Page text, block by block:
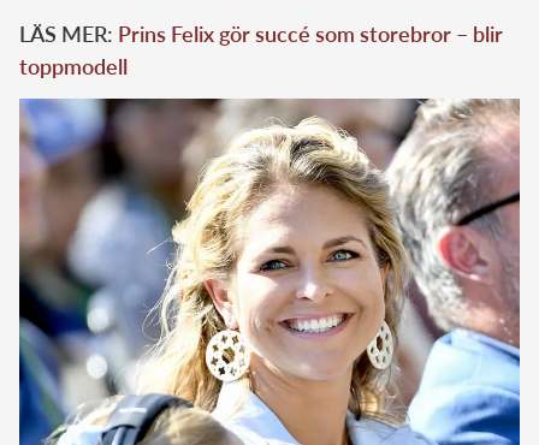
LÄS MER: Prins Felix gör succé som storebror – blir
toppmodell